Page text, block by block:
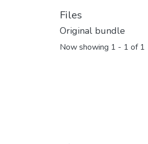
Files
Original bundle
Now showing 1 - 1 of 1